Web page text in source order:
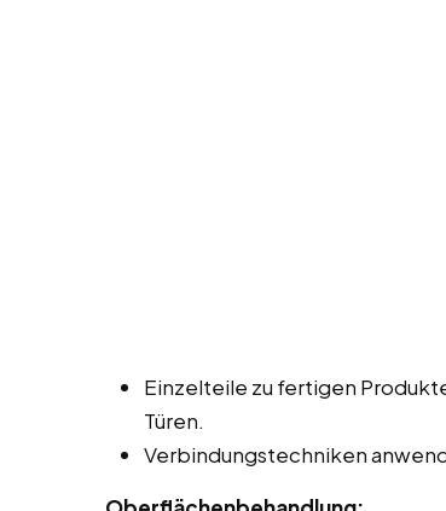
Einzelteile zu fertigen
Türen.
Verbindungstechniken